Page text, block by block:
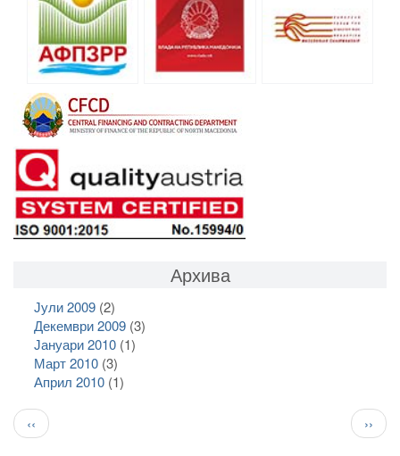
Архива
Јули 2009(2)
Декември 2009(3)
Јануари 2010(1)
Март 2010(3)
Април 2010(1)
Pagination
Previous
page
‹‹ ››